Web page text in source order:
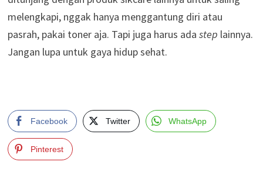
melengkapi, nggak hanya menggantung diri atau
pasrah, pakai toner aja. Tapi juga harus ada step lainnya.
Jangan lupa untuk gaya hidup sehat.
Facebook Twitter WhatsApp
Pinterest